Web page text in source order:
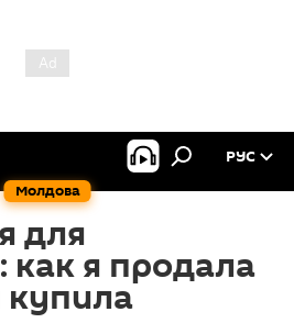
Молдова
РУС
для
как я продала
купила